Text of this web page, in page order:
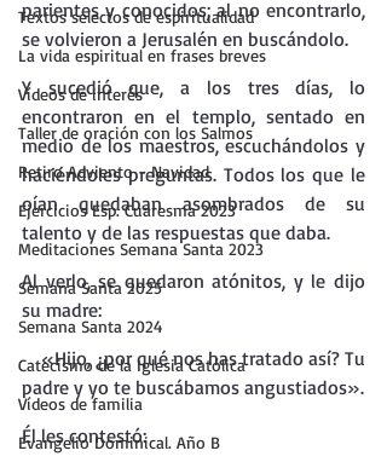
Textos selectos de espiritualidad
La vida espiritual en frases breves
Vídeos de interés
Taller de oración con los Salmos
Retiro Adviento - Navidad
Ejercicios Esp. Cuaresma 2023
Meditaciones Semana Santa 2023
Semana Santa 2025
Semana Santa 2024
Catecismo de la Iglesia Católica
Vídeos de familia
Evangelio Dominical. Año B
parientes y conocidos; al no encontrarlo,
se volvieron a Jerusalén en buscándolo.
Y sucedió que, a los tres días, lo
encontraron en el templo, sentado en
medio de los maestros, escuchándolos y
haciéndoles preguntas. Todos los que le
oían quedaban asombrados de su
talento y de las respuestas que daba.
Al verlo, se quedaron atónitos, y le dijo
su madre:
«Hijo, ¿por qué nos has tratado así? Tu
padre y yo te buscábamos angustiados».
Él les contestó: